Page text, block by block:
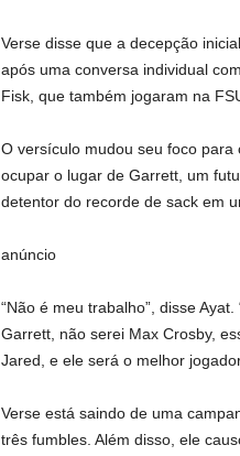
Verse disse que a decepção
após uma conversa individual
Fisk, que também jogaram na
O versículo mudou seu foco
ocupar o lugar de Garrett, um
detentor do recorde de sack em
anúncio
“Não é meu trabalho”, disse
Garrett, não serei Max Crosby,
Jared, e ele será o melhor
Verse está saindo de uma
três fumbles. Além disso, ele